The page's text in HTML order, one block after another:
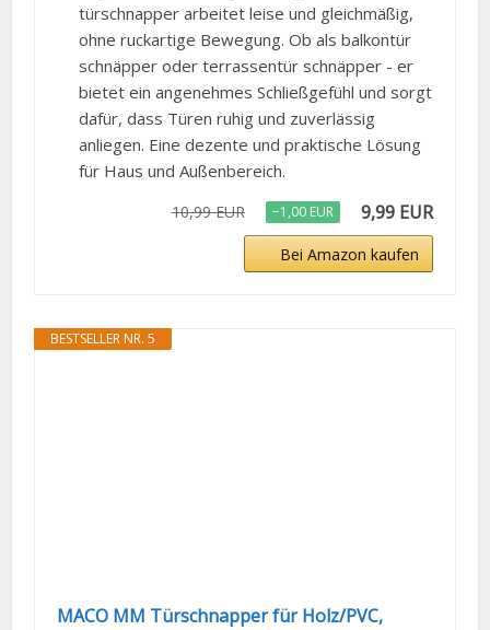
türschnapper arbeitet leise und gleichmäßig,
ohne ruckartige Bewegung. Ob als balkontür
schnäpper oder terrassentür schnäpper - er
bietet ein angenehmes Schließgefühl und sorgt
dafür, dass Türen ruhig und zuverlässig
anliegen. Eine dezente und praktische Lösung
für Haus und Außenbereich.
10,99 EUR −1,00 EUR 9,99 EUR
Bei Amazon kaufen
BESTSELLER NR. 5
MACO MM Türschnapper für Holz/PVC,